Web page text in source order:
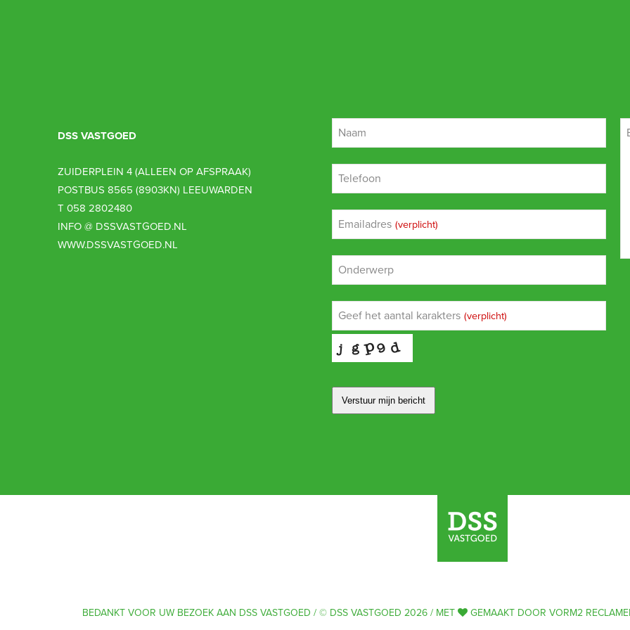
DSS VASTGOED
ZUIDERPLEIN 4 (ALLEEN OP AFSPRAAK)
POSTBUS 8565 (8903KN) LEEUWARDEN
T 058 2802480
INFO @ DSSVASTGOED.NL
WWW.DSSVASTGOED.NL
Naam
Telefoon
Emailadres (verplicht)
Onderwerp
Geef het aantal karakters (verplicht)
Verstuur mijn bericht
BEDANKT VOOR UW BEZOEK AAN DSS VASTGOED / © DSS VASTGOED 2026 / MET GEMAAKT DOOR VORM2